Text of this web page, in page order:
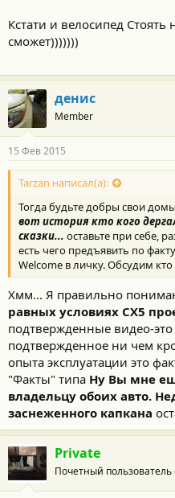
Кстати и велосипед Стоять
сможет)))))))
денис
Member
15 Фев 2015
Tarzan написал(а):
Тогда будьте добры свои
вот история кто кого
сказки... оставьте при себе,
есть чего предъявить по
Welcome в личку. Обсудим кто
Хмм... Я правильно
равных условиях CX5
подтвержденные видео-
подтвержденное ни чем
опыта эксплуатации это
"Факты" типа Ну Вы мне
владельцу обоих авто.
заснеженного капкана
Private
Почетный